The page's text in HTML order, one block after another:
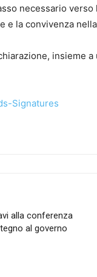
necessario
e la convivenza
insieme
Signatures
alla conferenza
al governo